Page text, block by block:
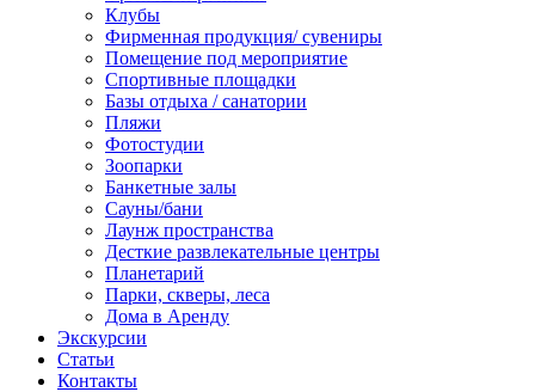
Клубы
Фирменная продукция/ сувениры
Помещение под мероприятие
Спортивные площадки
Базы отдыха / санатории
Пляжи
Фотостудии
Зоопарки
Банкетные залы
Сауны/бани
Лаунж пространства
Десткие развлекательные центры
Планетарий
Парки, скверы, леса
Дома в Аренду
Экскурсии
Статьи
Контакты